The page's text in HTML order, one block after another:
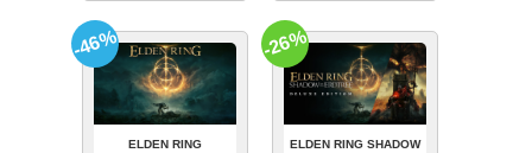
ELDEN RING
-46%
ELDEN RING SHADOW
-26%